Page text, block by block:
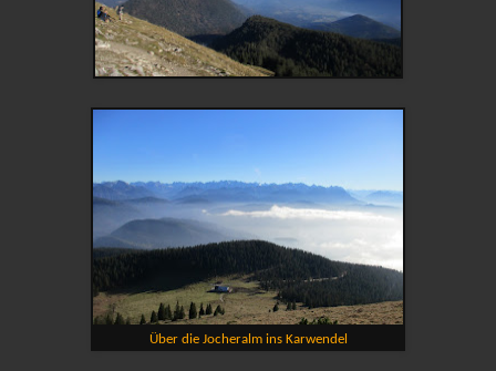
Über die Jocheralm ins Karwendel